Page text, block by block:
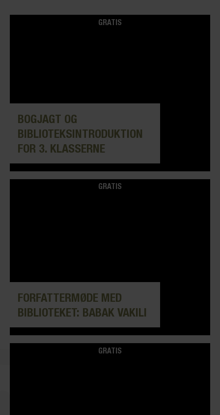
GRATIS
BOGJAGT OG
BIBLIOTEKSINTRODUKTION
FOR 3. KLASSERNE
GRATIS
FORFATTERMØDE MED
BIBLIOTEKET: BABAK VAKILI
GRATIS